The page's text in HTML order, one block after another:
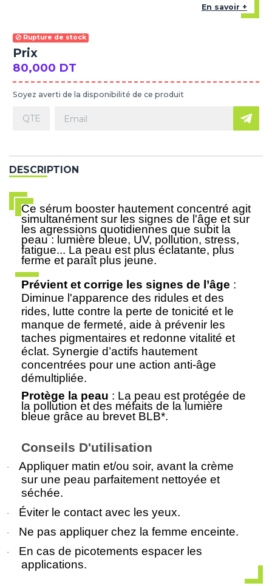
En savoir +
Rupture de stock
Prix
80,000 DT
Soyez averti de la disponibilité de ce produit
DESCRIPTION
Ce sérum booster hautement concentré agit
simultanément sur les signes de l'âge et sur
les agressions quotidiennes que subit la
peau : lumière bleue, UV, pollution, stress,
fatigue... La peau est plus éclatante, plus
ferme et paraît plus jeune.
Prévient et corrige les signes de l’âge :
Diminue l'apparence des ridules et des
rides, lutte contre la perte de tonicité et le
manque de fermeté, aide à prévenir les
taches pigmentaires et redonne vitalité et
éclat. Synergie d’actifs hautement
concentrées pour une action anti-âge
démultipliée.
Protège la peau : La peau est protégée de
la pollution et des méfaits de la lumière
bleue grâce au brevet BLB*.
Conseils D'utilisation
·
Appliquer matin et/ou soir, avant la crème
sur une peau parfaitement nettoyée et
séchée.
· Éviter le contact avec les yeux.
· Ne pas appliquer chez la femme enceinte.
·
En cas de picotements espacer les
applications.